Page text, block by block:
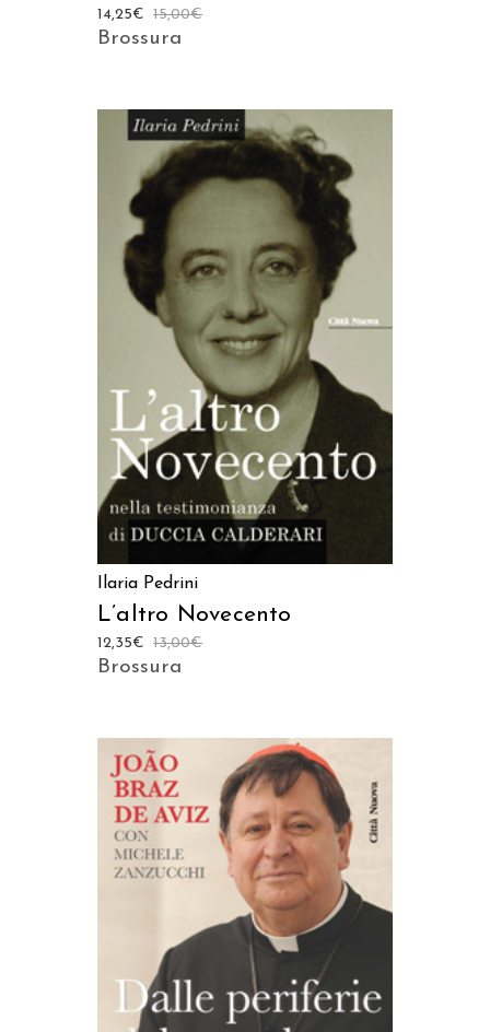
15,00€
14,25€
Brossura
AGGIUNGI AL CARRELLO
Ilaria Pedrini
L’altro Novecento
13,00€
12,35€
Brossura
AGGIUNGI AL CARRELLO